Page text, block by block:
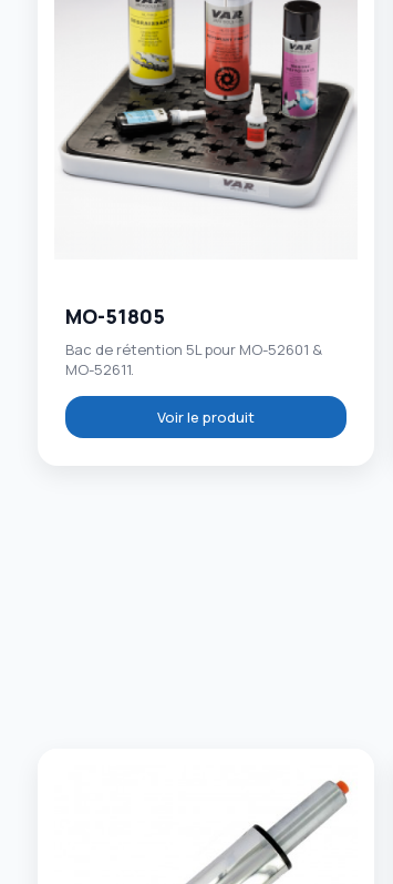
MO-51805
Bac de rétention 5L pour MO-52601 &
MO-52611.
Voir le produit